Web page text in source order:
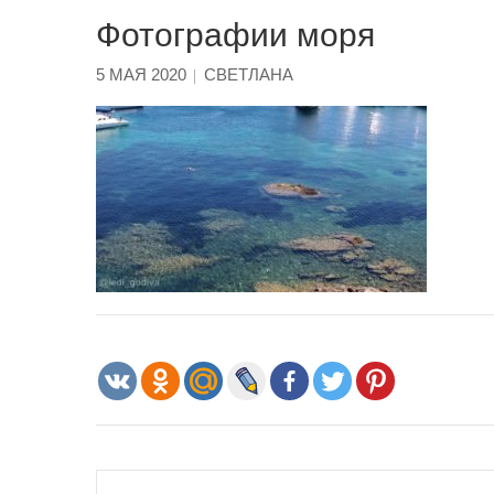
Фотографии моря
5 МАЯ 2020 СВЕТЛАНА